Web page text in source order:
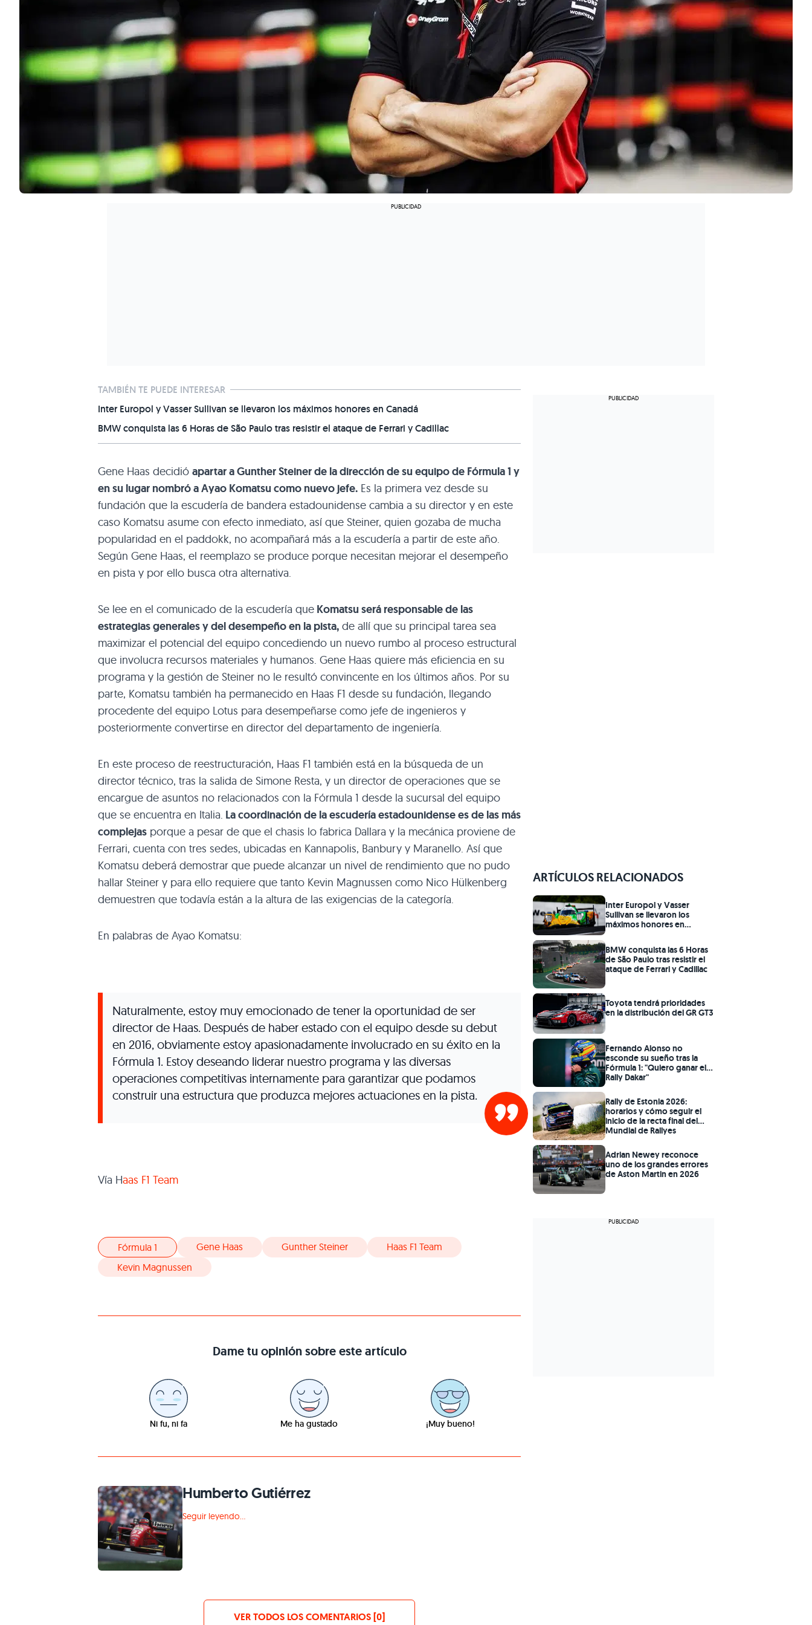
TAMBIÉN TE PUEDE INTERESAR
Inter Europol y Vasser Sullivan se llevaron los máximos honores en Canadá
BMW conquista las 6 Horas de São Paulo tras resistir el ataque de Ferrari y Cadillac
Gene Haas decidió apartar a Gunther Steiner de la dirección de su equipo de Fórmula 1 y
en su lugar nombró a Ayao Komatsu como nuevo jefe. Es la primera vez desde su
fundación que la escudería de bandera estadounidense cambia a su director y en este
caso Komatsu asume con efecto inmediato, así que Steiner, quien gozaba de mucha
popularidad en el paddokk, no acompañará más a la escudería a partir de este año.
Según Gene Haas, el reemplazo se produce porque necesitan mejorar el desempeño
en pista y por ello busca otra alternativa.
Se lee en el comunicado de la escudería que Komatsu será responsable de las
estrategias generales y del desempeño en la pista, de allí que su principal tarea sea
maximizar el potencial del equipo concediendo un nuevo rumbo al proceso estructural
que involucra recursos materiales y humanos. Gene Haas quiere más eficiencia en su
programa y la gestión de Steiner no le resultó convincente en los últimos años. Por su
parte, Komatsu también ha permanecido en Haas F1 desde su fundación, llegando
procedente del equipo Lotus para desempeñarse como jefe de ingenieros y
posteriormente convertirse en director del departamento de ingeniería.
En este proceso de reestructuración, Haas F1 también está en la búsqueda de un
director técnico, tras la salida de Simone Resta, y un director de operaciones que se
encargue de asuntos no relacionados con la Fórmula 1 desde la sucursal del equipo
que se encuentra en Italia. La coordinación de la escudería estadounidense es de las más
complejas porque a pesar de que el chasis lo fabrica Dallara y la mecánica proviene de
Ferrari, cuenta con tres sedes, ubicadas en Kannapolis, Banbury y Maranello. Así que
Komatsu deberá demostrar que puede alcanzar un nivel de rendimiento que no pudo
hallar Steiner y para ello requiere que tanto Kevin Magnussen como Nico Hülkenberg
demuestren que todavía están a la altura de las exigencias de la categoría.
En palabras de Ayao Komatsu:
Naturalmente, estoy muy emocionado de tener la oportunidad de ser
director de Haas. Después de haber estado con el equipo desde su debut
en 2016, obviamente estoy apasionadamente involucrado en su éxito en la
Fórmula 1. Estoy deseando liderar nuestro programa y las diversas
operaciones competitivas internamente para garantizar que podamos
construir una estructura que produzca mejores actuaciones en la pista.
Vía Haas F1 Team
Fórmula 1 Gene Haas Gunther Steiner
Haas F1 Team
Kevin Magnussen
Dame tu opinión sobre este artículo
Ni fu, ni fa Me ha gustado ¡Muy bueno!
Humberto Gutiérrez
Seguir leyendo...
VER TODOS LOS COMENTARIOS [0]
ARTÍCULOS RELACIONADOS
Inter Europol y Vasser
Sullivan se llevaron los
máximos honores en
BMW conquista las 6 Horas
de São Paulo tras resistir el
ataque de Ferrari y Cadillac
Toyota tendrá prioridades
en la distribución del GR GT3
Fernando Alonso no
esconde su sueño tras la
Fórmula 1: "Quiero ganar el
Rally Dakar"
Rally de Estonia 2026:
horarios y cómo seguir el
inicio de la recta final del
Mundial de Rallyes
Adrian Newey reconoce
uno de los grandes errores
de Aston Martin en 2026